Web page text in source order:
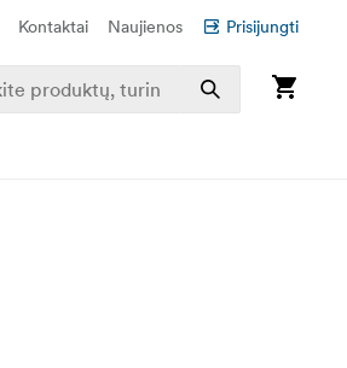
Kontaktai Naujienos Prisijungti